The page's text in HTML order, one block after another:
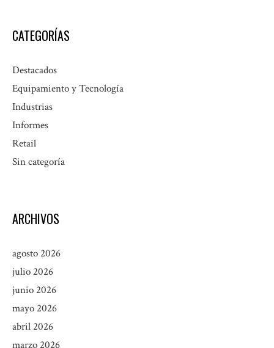
CATEGORÍAS
Destacados
Equipamiento y Tecnología
Industrias
Informes
Retail
Sin categoría
ARCHIVOS
agosto 2026
julio 2026
junio 2026
mayo 2026
abril 2026
marzo 2026